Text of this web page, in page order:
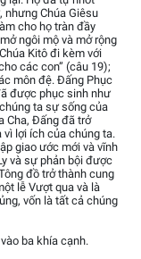
nhưng Chúa Giêsu
cho họ tràn đầy
ngôi mộ và mở rộng
Kitô đi kèm với
các con” (câu 19);
môn đệ. Đấng Phục
được phục sinh như
ta sự sống của
Cha, Đấng đã trở
lợi ích của chúng ta.
giao ước mới và vĩnh
và sự phản bội được
đồ trở thành cung
lễ Vượt qua và là
vốn là tất cả chúng
ba khía cạnh.